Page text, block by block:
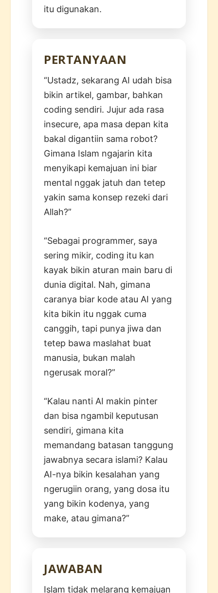
itu digunakan.
PERTANYAAN
“Ustadz, sekarang AI udah bisa
bikin artikel, gambar, bahkan
coding sendiri. Jujur ada rasa
insecure, apa masa depan kita
bakal digantiin sama robot?
Gimana Islam ngajarin kita
menyikapi kemajuan ini biar
mental nggak jatuh dan tetep
yakin sama konsep rezeki dari
Allah?”
“Sebagai programmer, saya
sering mikir, coding itu kan
kayak bikin aturan main baru di
dunia digital. Nah, gimana
caranya biar kode atau AI yang
kita bikin itu nggak cuma
canggih, tapi punya jiwa dan
tetep bawa maslahat buat
manusia, bukan malah
ngerusak moral?”
“Kalau nanti AI makin pinter
dan bisa ngambil keputusan
sendiri, gimana kita
memandang batasan tanggung
jawabnya secara islami? Kalau
AI-nya bikin kesalahan yang
ngerugiin orang, yang dosa itu
yang bikin kodenya, yang
make, atau gimana?”
JAWABAN
Islam tidak melarang kemajuan